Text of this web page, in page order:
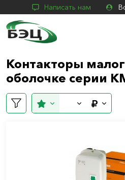
Написать нам
Контакторы
оболочке серии